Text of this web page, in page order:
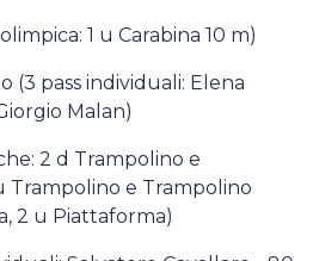
1 u Carabina 10 m)
pass individuali: Elena
Malan)
2 d Trampolino e
Trampolino e Trampolino
2 u Piattaforma)